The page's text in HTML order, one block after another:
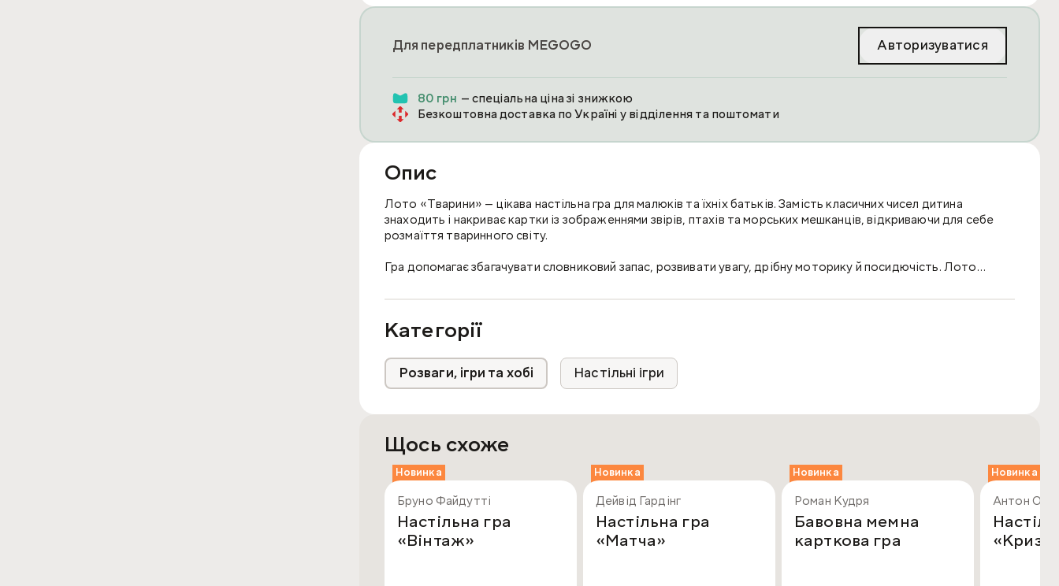
Для передплатників MEGOGO Авторизуватися
80 грн — спеціальна ціна зі знижкою
Безкоштовна доставка по Україні у відділення та поштомати
Опис
Лото «Тварини» — цікава настільна гра для малюків та їхніх батьків. Замість класичних чисел дитина
знаходить і накриває картки із зображеннями звірів, птахів та морських мешканців, відкриваючи для себе
розмаїття тваринного світу.
Гра допомагає збагачувати словниковий запас, розвивати увагу, дрібну моторику й посидючість. Лото
тварин.
Вік: 3+
Кількість гравців: 1-4
Комплектація: коробка, фішки — 54 шт., планшетки — 9 шт., інструкція.
Категорії
Розваги, ігри та хобі Настільні ігри
Щось схоже
Новинка
Бруно Файдутті
Настільна гра
«Вінтаж»
Новинка
Дейвід Гардінг
Настільна гра
«Матча»
Новинка
Роман Кудря
Бавовна мемна
карткова гра
Новинка
Антон